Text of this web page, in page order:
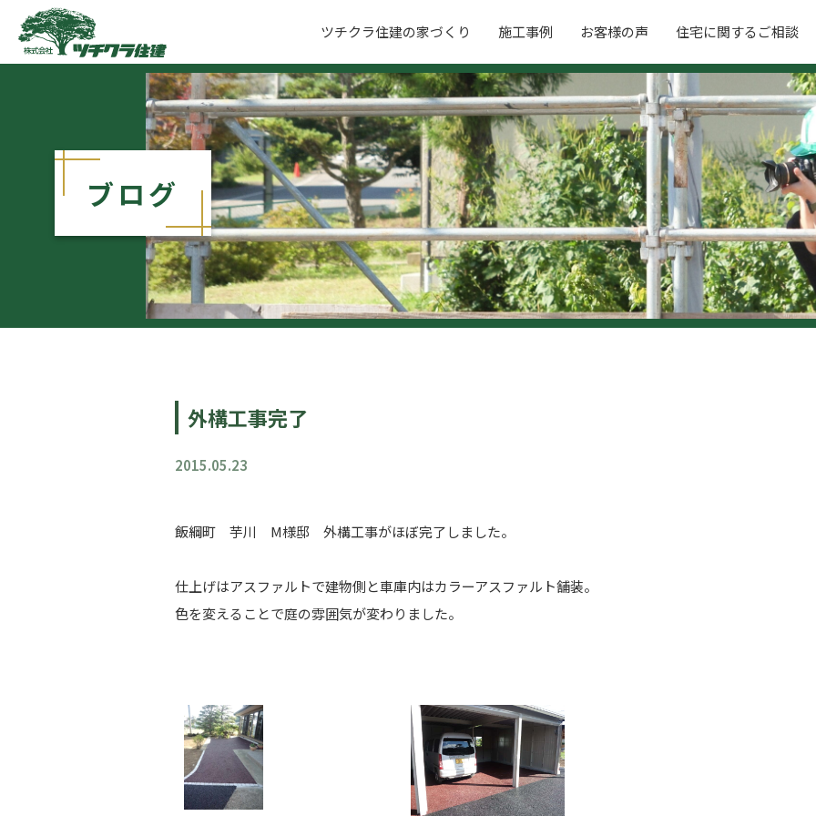
ツチクラ住建の家づくり 施工事例 お客様の声 住宅に関するご相談
ブログ
外構工事完了
2015.05.23
飯綱町 芋川 M様邸 外構工事がほぼ完了しました。
仕上げはアスファルトで建物側と車庫内はカラーアスファルト舗装。
色を変えることで庭の雰囲気が変わりました。